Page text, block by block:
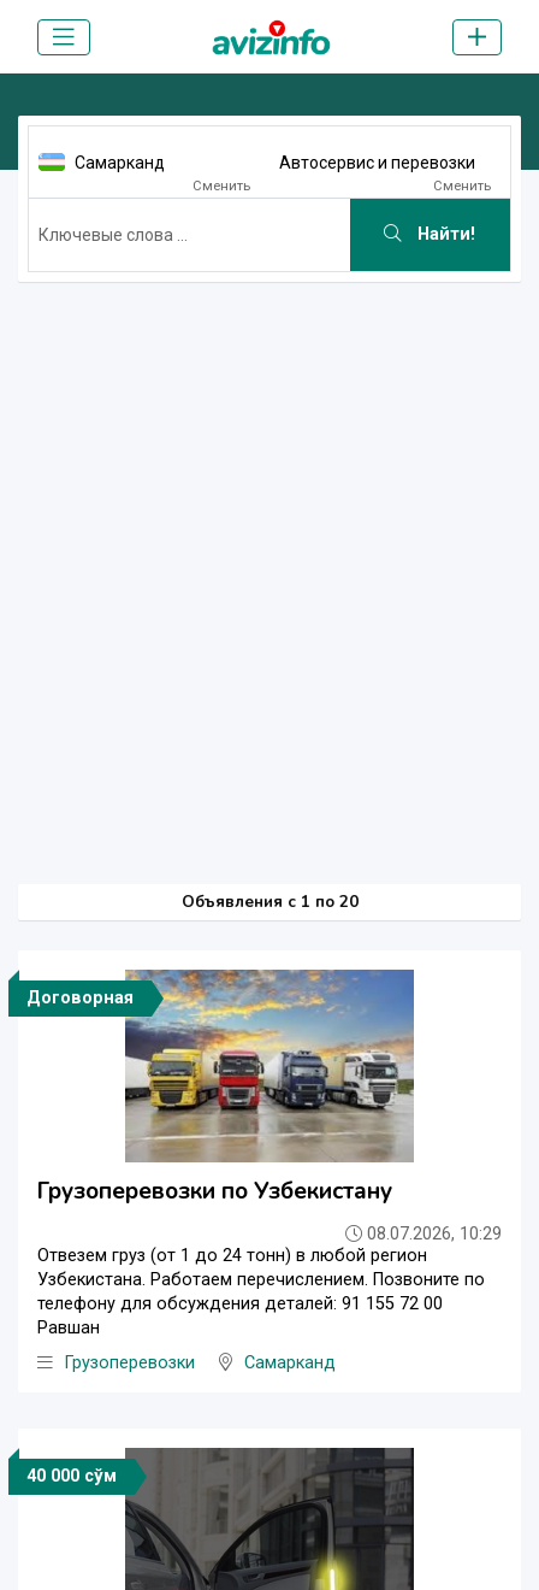
Самарканд
Сменить
Автосервис и перевозки
Сменить
Найти!
Объявления c 1 по 20
Договорная
Грузоперевозки по Узбекистану
08.07.2026, 10:29
Отвезем груз (от 1 до 24 тонн) в любой регион
Узбекистана. Работаем перечислением. Позвоните по
телефону для обсуждения деталей: 91 155 72 00
Равшан
Грузоперевозки
Самарканд
40 000 сўм